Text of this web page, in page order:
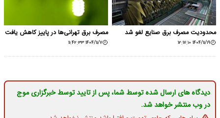
محدودیت مصرف برق صنایع لغو شد
۱۴۰۴/۱۱/۱۹ ۱۲:۱۷:۱۰
مصرف برق تهرانی‌ها در پاییز کاهش یافت
۱۴۰۴/۱۱/۷ ۱۱:۴۲:۳۳
دیدگاه های ارسال شده توسط شما، پس از تایید توسط خبرگزاری موج
در وب منتشر خواهد شد.